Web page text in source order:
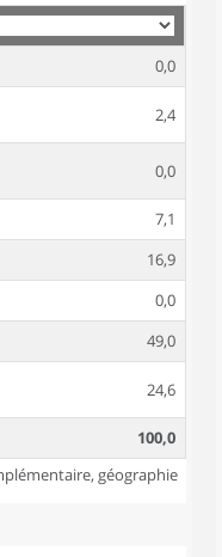
0,0
2,4
0,0
7,1
16,9
0,0
49,0
24,6
100,0
géographie